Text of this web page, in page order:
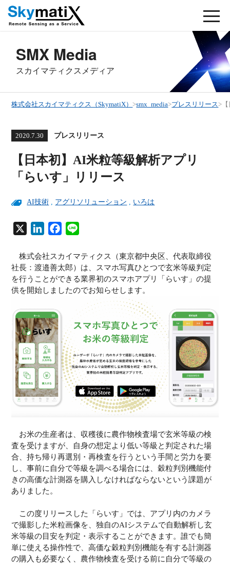
SMX Media
スカイマティクスメディア
株式会社スカイマティクス（SkymatiX）>smx_media>プレスリリース>
2020.7.30 プレスリリース
【日本初】AI米粒等級解析アプリ
「らいす」リリース
AI技術 , アグリソリューション , いろは
X
n
k
e
d
I
n
c
e
b
o
n
e
株式会社スカイマティクス（東京都中央区、代表取締役
社長：渡邉善太郎）は、スマホ写真ひとつで玄米等級判定
を行うことができる業界初のスマホアプリ「らいす」の提
供を開始しましたのでお知らせします。
お米の生産者は、収穫後に農作物検査場で玄米等級の検
査を受けますが、自身の想定より低い等級と判定された場
合、持ち帰り再選別・再検査を行うという手間と労力を要
し、事前に自分で等級を調べる場合には、穀粒判別機能付
きの高価な計測器を購入しなければならないという課題が
ありました。
この度リリースした「らいす」では、アプリ内のカメラ
で撮影した米粒画像を、独自のAIシステムで自動解析し玄
米等級の目安を判定・表示することができます。誰でも簡
単に使える操作性で、高価な穀粒判別機能を有する計測器
の購入も必要なく、農作物検査を受ける前に自分で等級の